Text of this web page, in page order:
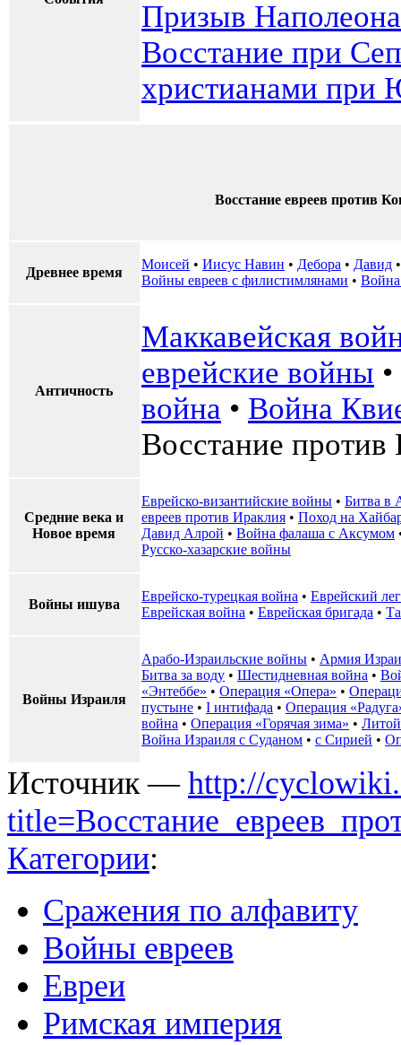
Призыв Наполеона
Восстание при
христианами при
Восстание евреев против
Древнее время
Моисей • Иисус Навин • Дебора • Давид
Войны евреев с филистимлянами • Война
Античность
Маккавейская
еврейские войны •
война • Война
Восстание против
Средние века и
Новое время
Еврейско-византийские войны • Битва в
евреев против Ираклия • Поход на
Давид Алрой • Война фалаша с Аксумом
Русско-хазарские войны
Войны ишува
Еврейско-турецкая война • Еврейский
Еврейская война • Еврейская бригада •
Войны Израиля
Арабо-Израильские войны • Армия
Битва за воду • Шестидневная война •
«Энтеббе» • Операция «Опера» •
пустыне • I интифада • Операция
война • Операция «Горячая зима» •
Война Израиля с Суданом • с Сирией •
Источник — http://
Категории:
Сражения по алфавиту
Войны евреев
Евреи
Римская империя